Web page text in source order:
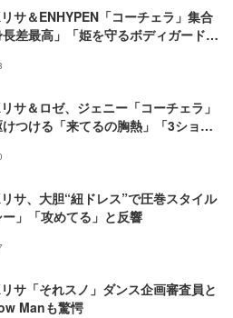
サ＆ENHYPEN「コーチェラ」集合
差最高」「姫を守るボディガード」
サ＆ロゼ、ジェニー「コーチェラ」
つける「来てるの胸熱」「3ショッ
サ、大胆“紐ドレス”で圧巻スタイル
」「攻めてる」と反響
サ「それスノ」ダンス企画審査員と
Manも驚愕